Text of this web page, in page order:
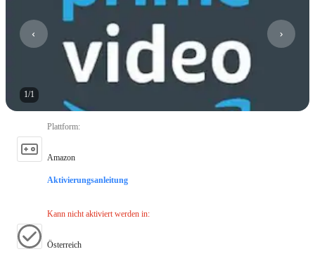
1/1
Plattform:
Amazon
Aktivierungsanleitung
Kann nicht aktiviert werden in:
Österreich